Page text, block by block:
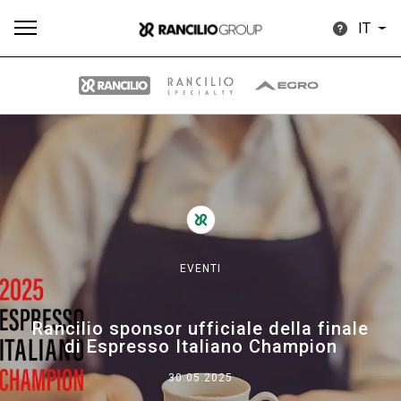
IT
EVENTI
Rancilio sponsor ufficiale della finale
di Espresso Italiano Champion
30.05.2025
Prodotti
Brand
Il gruppo